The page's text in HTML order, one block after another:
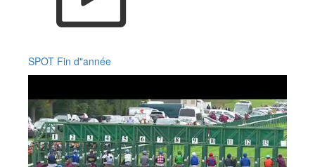
SPOT Fin d"année